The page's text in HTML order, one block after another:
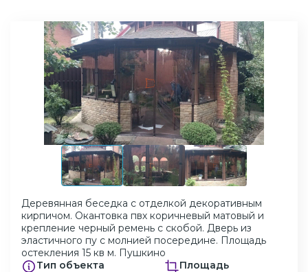
Деревянная беседка с отделкой декоративным
кирпичом. Окантовка пвх коричневый матовый и
крепление черный ремень с скобой. Дверь из
эластичного пу с молнией посередине. Площадь
остекления 15 кв м. Пушкино
Тип объекта
Площадь